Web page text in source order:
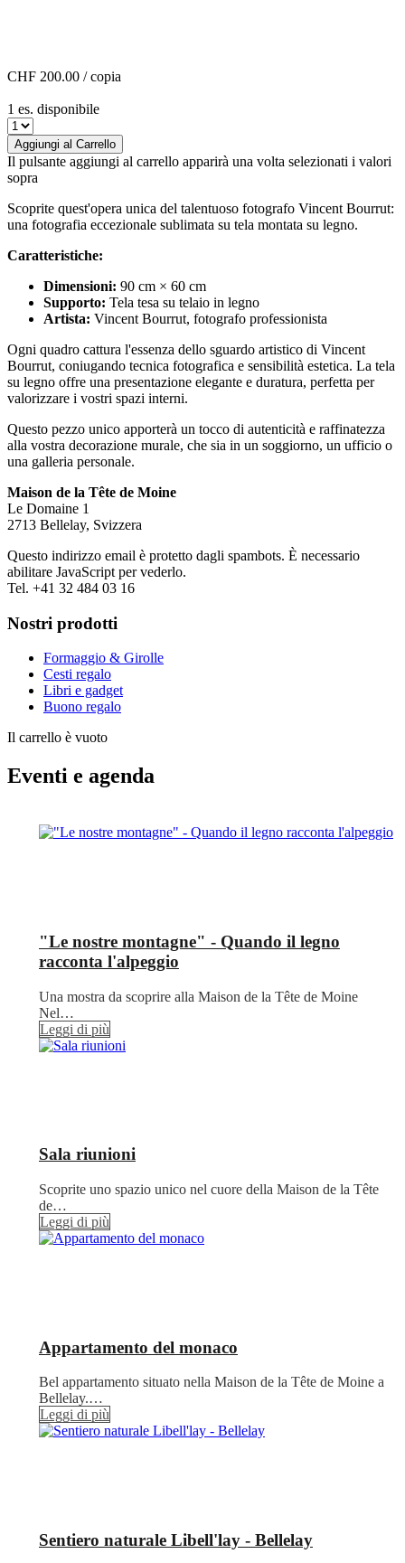
CHF 200.00 / copia
1 es. disponibile
Aggiungi al Carrello
Il pulsante aggiungi al carrello apparirà una volta selezionati i valori
sopra
Scoprite quest'opera unica del talentuoso fotografo Vincent Bourrut:
una fotografia eccezionale sublimata su tela montata su legno.
Caratteristiche:
Dimensioni: 90 cm × 60 cm
Supporto: Tela tesa su telaio in legno
Artista: Vincent Bourrut, fotografo professionista
Ogni quadro cattura l'essenza dello sguardo artistico di Vincent
Bourrut, coniugando tecnica fotografica e sensibilità estetica. La tela
su legno offre una presentazione elegante e duratura, perfetta per
valorizzare i vostri spazi interni.
Questo pezzo unico apporterà un tocco di autenticità e raffinatezza
alla vostra decorazione murale, che sia in un soggiorno, un ufficio o
una galleria personale.
Maison de la Tête de Moine
Le Domaine 1
2713 Bellelay, Svizzera
Questo indirizzo email è protetto dagli spambots. È necessario
abilitare JavaScript per vederlo.
Tel. +41 32 484 03 16
Nostri prodotti
Formaggio & Girolle
Cesti regalo
Libri e gadget
Buono regalo
Il carrello è vuoto
Eventi e agenda
"Le nostre montagne" - Quando il legno
racconta l'alpeggio
Una mostra da scoprire alla Maison de la Tête de Moine
Nel…
Leggi di più
Sala riunioni
Scoprite uno spazio unico nel cuore della Maison de la Tête
de…
Leggi di più
Appartamento del monaco
Bel appartamento situato nella Maison de la Tête de Moine a
Bellelay.…
Leggi di più
Sentiero naturale Libell'lay - Bellelay